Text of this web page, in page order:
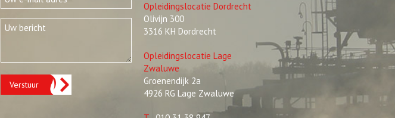
Verstuur
Opleidingslocatie Dordrecht
Olivijn 300
3316 KH Dordrecht
Opleidingslocatie Lage
Zwaluwe
Groenendijk 2a
4926 RG Lage Zwaluwe